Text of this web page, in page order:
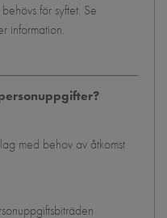
för syftet. Se
information.
med behov av åtkomst